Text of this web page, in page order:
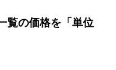
覧の価格を「単位